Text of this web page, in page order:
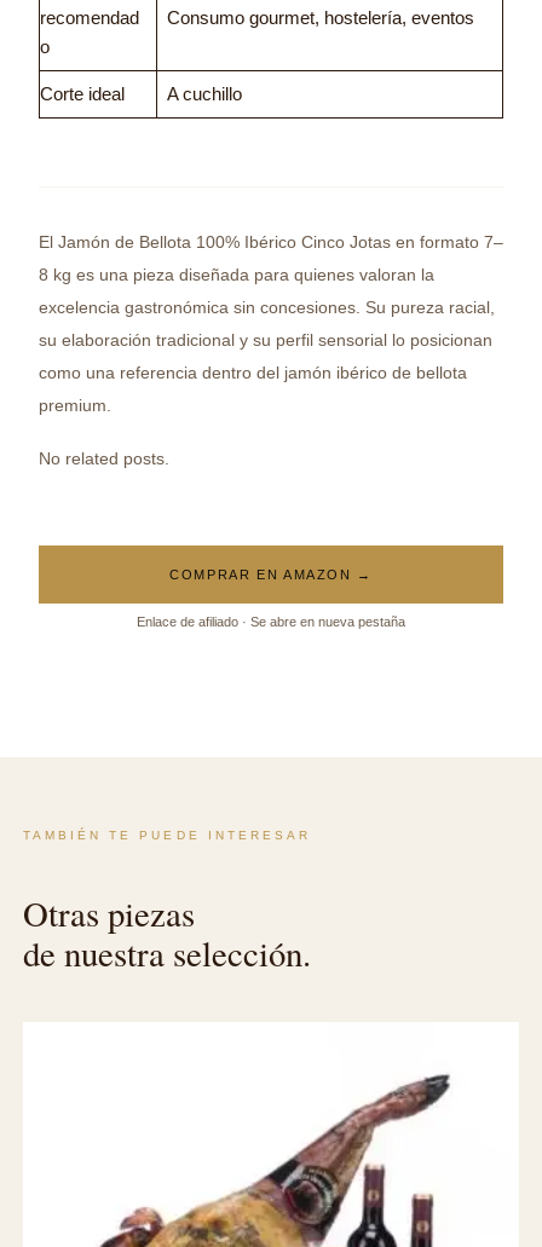
recomendad
o
Consumo gourmet, hostelería, eventos
Corte ideal A cuchillo
El Jamón de Bellota 100% Ibérico Cinco Jotas en formato 7–
8 kg es una pieza diseñada para quienes valoran la
excelencia gastronómica sin concesiones. Su pureza racial,
su elaboración tradicional y su perfil sensorial lo posicionan
como una referencia dentro del jamón ibérico de bellota
premium.
No related posts.
COMPRAR EN AMAZON →
Enlace de afiliado · Se abre en nueva pestaña
TAMBIÉN TE PUEDE INTERESAR
Otras piezas
de nuestra selección.